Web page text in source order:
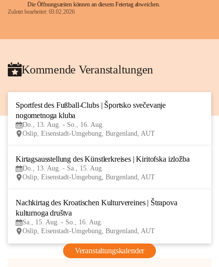
Die Öffnungszeiten können an diesem Feiertag abweichen.
Zuletzt bearbeitet: 03.02.2026
Kommende Veranstaltungen
Sportfest des Fußball-Clubs | Športsko svečevanje
nogometnoga kluba
Do., 13. Aug. - So., 16. Aug.
Oslip, Eisenstadt-Umgebung, Burgenland, AUT
Kirtagsausstellung des Künstlerkreises | Kiritofska izložba
Do., 13. Aug. - Sa., 15. Aug.
Oslip, Eisenstadt-Umgebung, Burgenland, AUT
Nachkirtag des Kroatischen Kulturvereines | Štrapova
kulturnoga društva
Sa., 15. Aug. - So., 16. Aug.
Oslip, Eisenstadt-Umgebung, Burgenland, AUT
Veranstaltungskalender